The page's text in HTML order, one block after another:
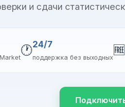
и сдачи
🕐24/7
поддержка без выходных
🆓